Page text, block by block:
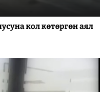
кол көтөргөн аял